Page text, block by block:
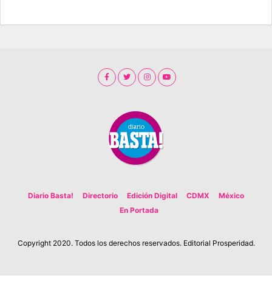
Diario Basta! Directorio Edición Digital CDMX
México
En Portada
Copyright 2020. Todos los derechos reservados. Editorial Prosperidad.